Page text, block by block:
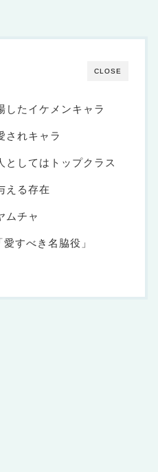
CLOSE
したイケメンキャラ
されキャラ
としてはトップクラス
える存在
ムチャ
すべき名脇役」